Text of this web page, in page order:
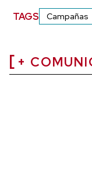
TAGS Campañas
+